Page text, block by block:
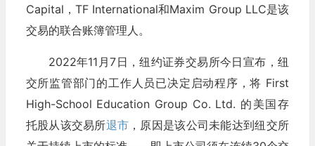
Capital，TF International和Maxim Group LLC是该
交易的联合账簿管理人。
2022年11月7日，纽约证券交易所今日宣布，纽
交所监管部门的工作人员已决定启动程序，将 First
High-School Education Group Co. Ltd. 的美国存
托股从该交易所退市，原因是该公司未能达到纽交所